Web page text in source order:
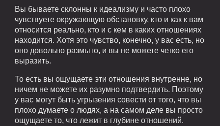
Вы бываете склонны к идеализму и часто плохо
чувствуете окружающую обстановку, кто и как к вам
относится реально, кто и с кем в каких отношениях
находится. Хотя это чувство, конечно, у вас есть, но
оно довольно размыто, и вы не можете четко его
выразить.
То есть вы ощущаете эти отношения внутренне, но
ничем не можете их разумно подтвердить. Поэтому
у вас могут быть угрызения совести от того, что вы
плохо думаете о людях, а на самом деле вы просто
ощущаете то, что лежит в глубине отношений.